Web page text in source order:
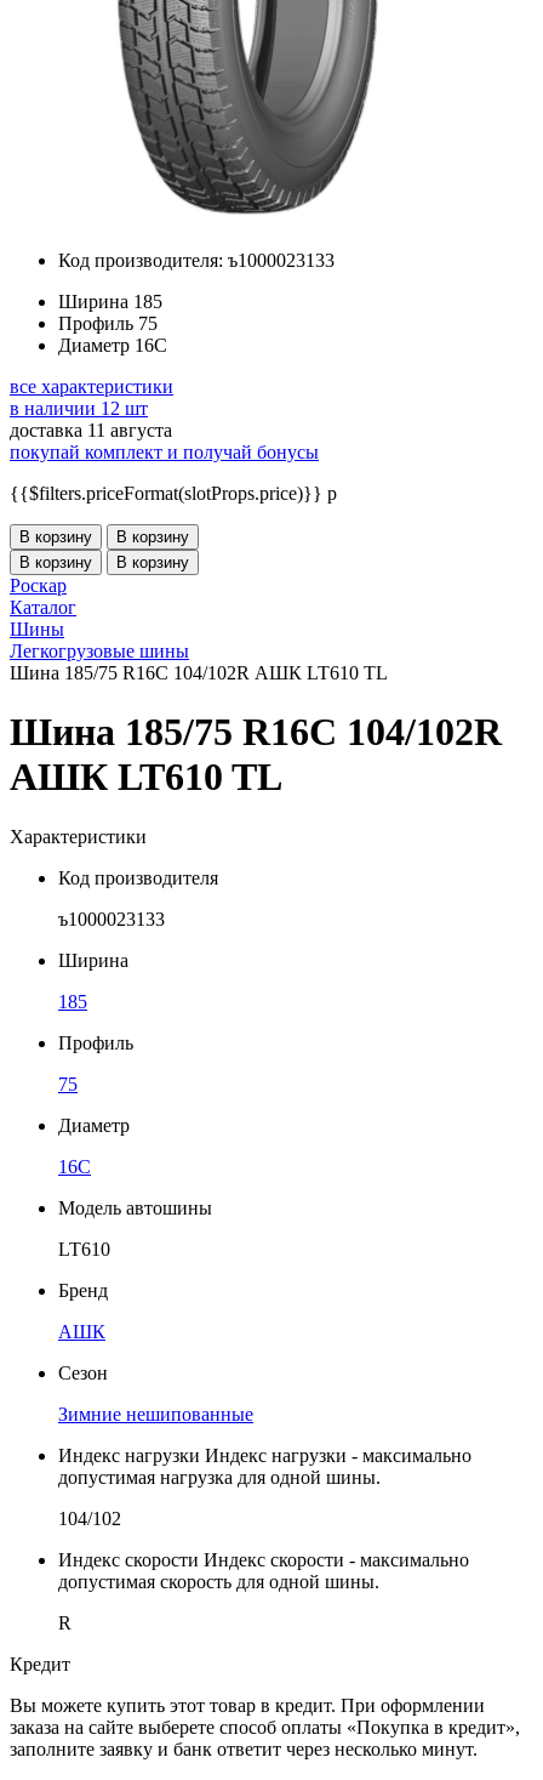
Код производителя: ъ1000023133
Ширина 185
Профиль 75
Диаметр 16C
все характеристики
в наличии 12 шт
доставка 11 августа
покупай комплект и получай бонусы
{{$filters.priceFormat(slotProps.price)}} p
В корзину
В корзину
В корзину
В корзину
Роскар
Каталог
Шины
Легкогрузовые шины
Шина 185/75 R16C 104/102R АШК LT610 TL
Шина 185/75 R16C 104/102R
АШК LT610 TL
Характеристики
Код производителя
ъ1000023133
Ширина
185
Профиль
75
Диаметр
16C
Модель автошины
LT610
Бренд
АШК
Сезон
Зимние нешипованные
Индекс нагрузки Индекс нагрузки - максимально
допустимая нагрузка для одной шины.
104/102
Индекс скорости Индекс скорости - максимально
допустимая скорость для одной шины.
R
Кредит
Вы можете купить этот товар в кредит. При оформлении
заказа на сайте выберете способ оплаты «Покупка в кредит»,
заполните заявку и банк ответит через несколько минут.